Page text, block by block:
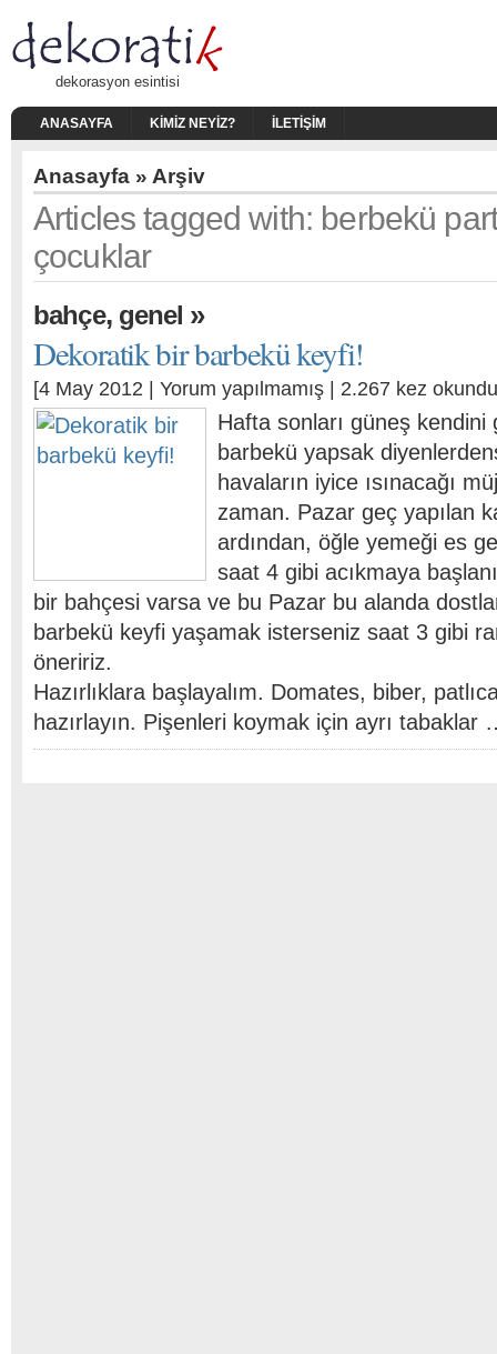
dekorasyon esintisi
ANASAYFA KIMIZ NEYIZ? İLETIŞIM
Anasayfa » Arşiv
Articles tagged with: berbekü
çocuklar
bahçe, genel »
Dekoratik bir barbekü keyfi!
[4 May 2012 | Yorum yapılmamış | 2.267 kez
Hafta sonları güneş kendini
barbekü yapsak
havaların iyice ısınacağı
zaman. Pazar geç yapılan
ardından, öğle yemeği es
saat 4 gibi acıkmaya
bir bahçesi varsa ve bu Pazar bu alanda
barbekü keyfi yaşamak isterseniz saat 3 gibi
öneririz.
Hazırlıklara başlayalım. Domates, biber,
hazırlayın. Pişenleri koymak için ayrı tabaklar